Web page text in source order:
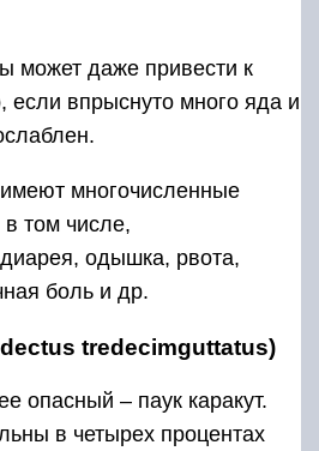
может даже привести к
если впрыснуто много яда и
многочисленные
том числе,
одышка, рвота,
боль и др.
tredecimguttatus)
опасный – паук каракут.
в четырех процентах